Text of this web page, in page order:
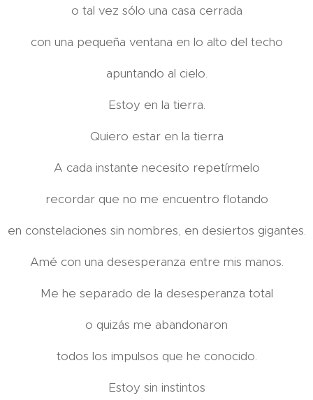
o tal vez sólo una casa cerrada
con una pequeña ventana en lo alto del techo
apuntando al cielo.
Estoy en la tierra.
Quiero estar en la tierra
A cada instante necesito repetírmelo
recordar que no me encuentro flotando
en constelaciones sin nombres, en desiertos gigantes.
Amé con una desesperanza entre mis manos.
Me he separado de la desesperanza total
o quizás me abandonaron
todos los impulsos que he conocido.
Estoy sin instintos